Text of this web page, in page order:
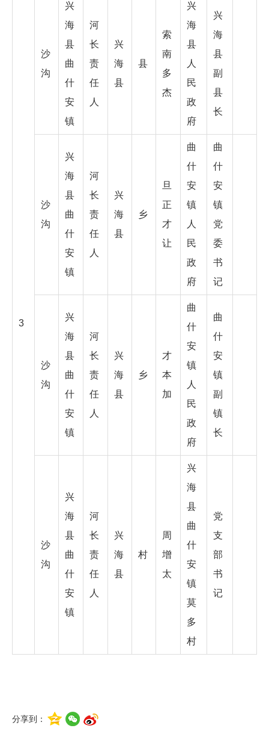
3
沙
沟
兴
海
县
曲
什
安
镇
河
长
责
任
人
兴
海
县
县
索
南
多
杰
兴
海
县
人
民
政
府
兴
海
县
副
县
长
沙
沟
兴
海
县
曲
什
安
镇
河
长
责
任
人
兴
海
县
乡
旦
正
才
让
曲
什
安
镇
人
民
政
府
曲
什
安
镇
党
委
书
记
沙
沟
兴
海
县
曲
什
安
镇
河
长
责
任
人
兴
海
县
乡
才
本
加
曲
什
安
镇
人
民
政
府
曲
什
安
镇
副
镇
长
沙
沟
兴
海
县
曲
什
安
镇
河
长
责
任
人
兴
海
县
村
周
增
太
兴
海
县
曲
什
安
镇
莫
多
村
党
支
部
书
记
分享到：